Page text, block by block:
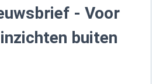
- Voor
buiten